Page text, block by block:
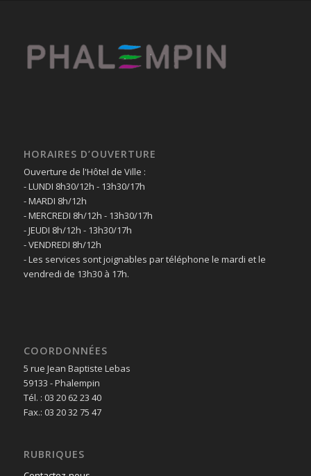
HORAIRES D’OUVERTURE
Ouverture de l'Hôtel de Ville :
- LUNDI 8h30/12h - 13h30/17h
- MARDI 8h/12h
- MERCREDI 8h/12h - 13h30/17h
- JEUDI 8h/12h - 13h30/17h
- VENDREDI 8h/12h
- Les services sont joignables par téléphone le mardi et le
vendredi de 13h30 à 17h.
COORDONNÉES
5 rue Jean Baptiste Lebas
59133 - Phalempin
Tél. : 03 20 62 23 40
Fax.: 03 20 32 75 47
RUBRIQUES